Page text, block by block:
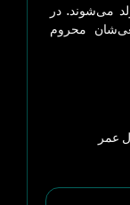
می‌شوند. در
محروم
عمر